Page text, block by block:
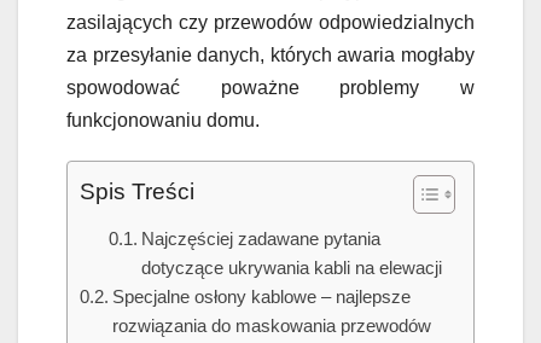
zasilających czy przewodów odpowiedzialnych
za przesyłanie danych, których awaria mogłaby
spowodować poważne problemy w
funkcjonowaniu domu.
Spis Treści
Najczęściej zadawane pytania
dotyczące ukrywania kabli na elewacji
Specjalne osłony kablowe – najlepsze
rozwiązania do maskowania przewodów